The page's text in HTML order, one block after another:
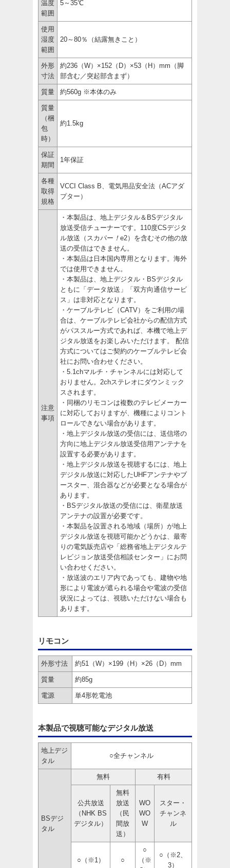
温度
範囲
5～35℃
使用
湿度
範囲
20～80％（結露無きこと）
外形
寸法
約236（W）×152（D）×53（H）mm（脚
部含む／突起部含まず）
質量 約560g ※本体のみ
質量
（梱
包
時）
約1.5kg
保証
期間
1年保証
各種
取得
規格
VCCI Class B、電気用品安全法（ACアダ
プター）
注意
事項
・本製品は、地上デジタル＆BSデジタル
放送受信チューナーです。110度CSデジタ
ル放送（スカパー ！ e2）を含むその他の放
送の受信はできません。
・本製品は日本国内専用となります。海外
では使用できません。
・本製品は、地上デジタル・BSデジタル
ともに「データ放送」「双方向通信サービ
ス」は非対応となります。
・ケーブルテレビ（CATV）をご利用の場
合は、ケーブルテレビ会社からの配信方式
がパススルー方式であれば、本機で地上デ
ジタル放送をお楽しみいただけます。 配信
方式についてはご契約のケーブルテレビ会
社にお問い合わせください。
・5.1chマルチ・チャンネルには対応して
おりません。2chステレオにダウンミック
スされます。
・同梱のリモコンは複数のテレビメーカー
に対応しておりますが、機種によりコント
ロールできない場合があります。
・地上デジタル放送の受信には、送信塔の
方向に地上デジタル放送受信用アンテナを
設置する必要があります。
・地上デジタル放送を視聴するには、地上
デジタル放送に対応したUHFアンテナやブ
ースター、混合器などが必要となる場合が
あります。
・BSデジタル放送の受信には、衛星放送
アンテナの設置が必要です。
・本製品を設置される地域（場所）が地上
デジタル放送を視聴可能かどうかは、最寄
りの電気販売店や「総務省地上デジタルテ
レビジョン放送受信相談センター」にお問
い合わせください。
・放送波のエリア内であっても、建物や地
形により電波が遮られる場合や電波の受信
状況によっては、視聴いただけない場合も
あります。
リモコン
外形寸法 約51（W）×199（H）×26（D）mm
質量 約85g
電源 単4形乾電池
本製品で視聴可能なデジタル放送
地上デジ
タル
○全チャンネル
BSデジ
タル
無料 有料
公共放送
（NHK BS
デジタル）
無料
放送
（民
間放
送）
WO
WO
W
スター・
チャンネ
ル
○（※1） ○
○
（※
○（※2、
3）